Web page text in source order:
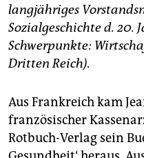
langjähriges
Sozialgeschichte d. 20.
Schwerpunkte:
Dritten Reich).
Aus Frankreich kam
französischer
Rotbuch-Verlag sein